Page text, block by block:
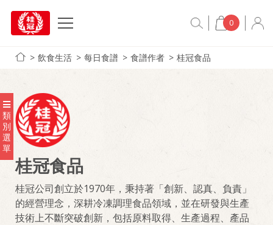
0
飲食生活 每日食譜 食譜作者 桂冠食品
類
別
選
單
桂冠食品
桂冠公司創立於1970年，秉持著「創新、認真、負責」
的經營理念，深耕冷凍調理食品領域，並在研發與生產
技術上不斷突破創新，包括原料取得、生產過程、產品